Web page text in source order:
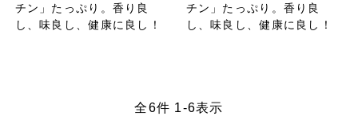
チン」たっぷり。香り良
し、味良し、健康に良し！
チン」たっぷり。香り良
し、味良し、健康に良し！
全6件 1-6表示